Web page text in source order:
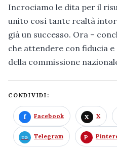
Incrociamo le dita per il
unito così tante realtà
già un successo. Ora –
che attendere con fiducia
della commissione
CONDIVIDI:
Facebook X
Telegram